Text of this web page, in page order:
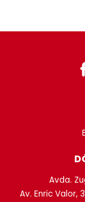
Avda.
Av. Enric Valor,